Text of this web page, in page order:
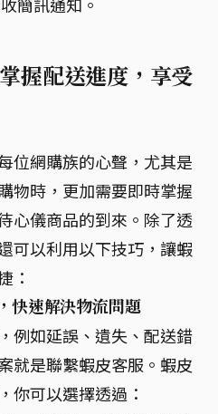
握配送進度，享受
位網購族的心聲，尤其是
物時，更加需要即時掌握
心儀商品的到來。除了透
可以利用以下技巧，讓蝦
：
快速解決物流問題
例如延誤、遺失、配送錯
就是聯繫蝦皮客服。蝦皮
你可以選擇透過：